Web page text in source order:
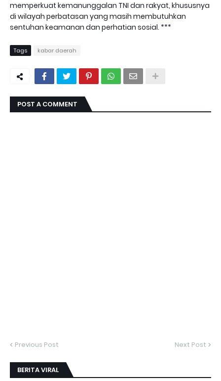
memperkuat kemanunggalan TNI dan rakyat, khususnya
di wilayah perbatasan yang masih membutuhkan
sentuhan keamanan dan perhatian sosial. ***
Tags kabar daerah
POST A COMMENT
Previous Post Next Post
BERITA VIRAL